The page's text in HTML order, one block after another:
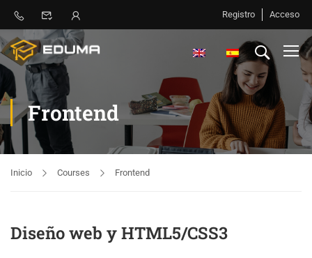
Registro Acceso
Frontend
Inicio Courses Frontend
Diseño web y HTML5/CSS3